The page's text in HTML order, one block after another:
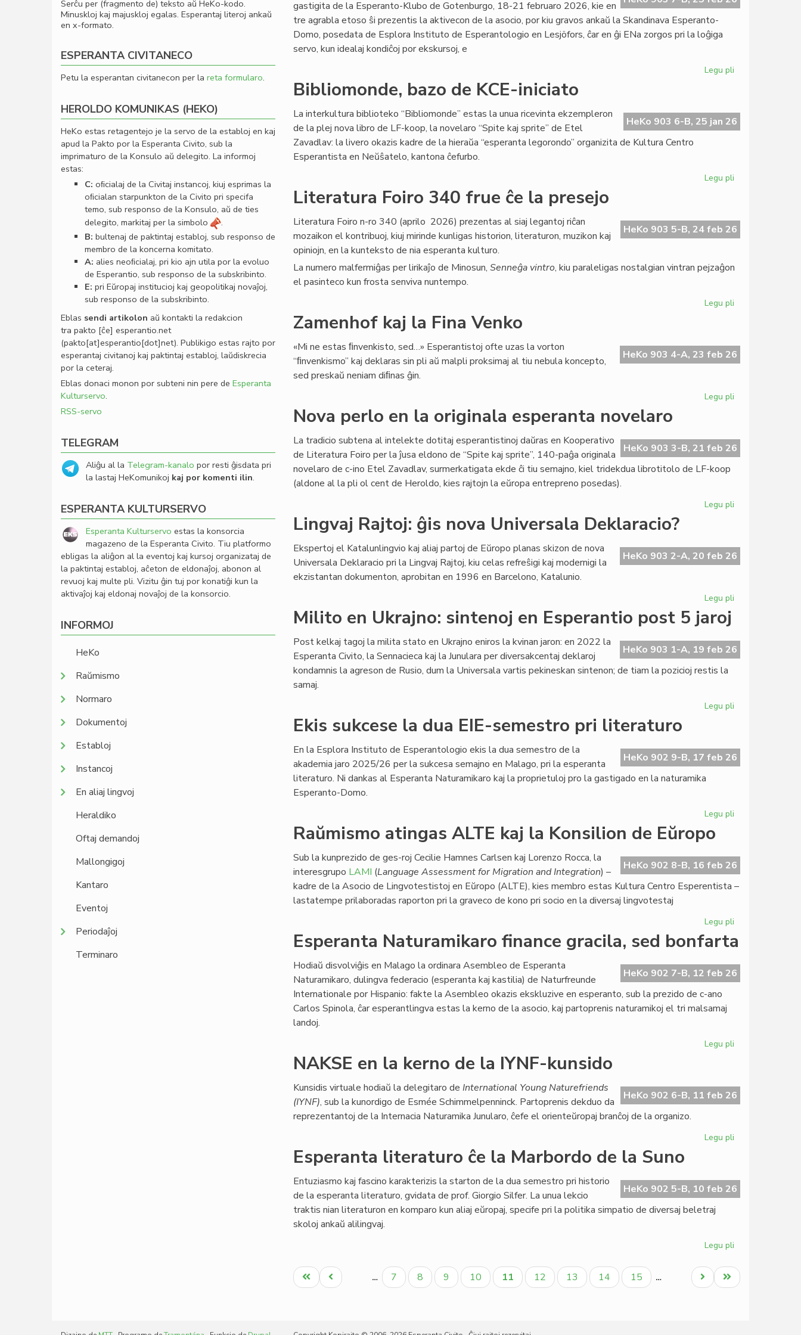
gastigita de la Esperanto-Klubo de Gotenburgo, 18-21 februaro 2026, kie en
tre agrabla etoso ŝi prezentis la aktivecon de la asocio, por kiu gravos ankaŭ la Skandinava Esperanto-
Domo, posedata de Esplora Instituto de Esperantologio en Lesjöfors, ĉar en ĝi ENa zorgos pri la loĝiga
servo, kun idealaj kondiĉoj por ekskursoj, e
Legu pli
bonvenigis
Manuelan
Bibliomonde, bazo de KCE-iniciato
HeKo 903 6-B, 25 jan 26
La interkultura biblioteko “Bibliomonde” estas la unua ricevinta ekzempleron
de la plej nova libro de LF-koop, la novelaro “Spite kaj sprite” de Etel
Zavadlav: la livero okazis kadre de la hieraŭa “esperanta legorondo” organizita de Kultura Centro
Esperantista en Neŭŝatelo, kantona ĉefurbo.
Legu pli
KCE-
iniciato
Literatura Foiro 340 frue ĉe la presejo
HeKo 903 5-B, 24 feb 26
Literatura Foiro n-ro 340 (aprilo 2026) prezentas al siaj legantoj riĉan
mozaikon el kontribuoj, kiuj mirinde kunligas historion, literaturon, muzikon kaj
opiniojn, en la kunteksto de nia esperanta kulturo.
La numero malfermiĝas per lirikaĵo de Minosun, Senneĝa vintro, kiu paraleligas nostalgian vintran pejzaĝon
el pasinteco kun frosta senviva nuntempo.
Legu pli
frue
ĉe
Zamenhof kaj la Fina Venko
HeKo 903 4-A, 23 feb 26
«Mi ne estas ﬁnvenkisto, sed…» Esperantistoj ofte uzas la vorton
“ﬁnvenkismo” kaj deklaras sin pli aŭ malpli proksimaj al tiu nebula koncepto,
sed preskaŭ neniam diﬁnas ĝin.
Legu pli
Fina
Venko
Nova perlo en la originala esperanta novelaro
HeKo 903 3-B, 21 feb 26
La tradicio subtena al intelekte dotitaj esperantistinoj daŭras en Kooperativo
de Literatura Foiro per la ĵusa eldono de “Spite kaj sprite”, 140-paĝa originala
novelaro de c-ino Etel Zavadlav, surmerkatigata ekde ĉi tiu semajno, kiel tridekdua librotitolo de LF-koop
(aldone al la pli ol cent de Heroldo, kies rajtojn la eŭropa entrepreno posedas).
Legu pli
la
originala
Lingvaj Rajtoj: ĝis nova Universala Deklaracio?
HeKo 903 2-A, 20 feb 26
Ekspertoj el Katalunlingvio kaj aliaj partoj de Eŭropo planas skizon de nova
Universala Deklaracio pri la Lingvaj Rajtoj, kiu celas refreŝigi kaj modernigi la
ekzistantan dokumenton, aprobitan en 1996 en Barcelono, Katalunio.
Legu pli
nova
Universala
Milito en Ukrajno: sintenoj en Esperantio post 5 jaroj
HeKo 903 1-A, 19 feb 26
Post kelkaj tagoj la milita stato en Ukrajno eniros la kvinan jaron: en 2022 la
Esperanta Civito, la Sennacieca kaj la Junulara per diversakcentaj deklaroj
kondamnis la agreson de Rusio, dum la Universala vartis pekineskan sintenon; de tiam la pozicioj restis la
samaj.
Legu pli
sintenoj
en
Ekis sukcese la dua EIE-semestro pri literaturo
HeKo 902 9-B, 17 feb 26
En la Esplora Instituto de Esperantologio ekis la dua semestro de la
akademia jaro 2025/26 per la sukcesa semajno en Malago, pri la esperanta
literaturo. Ni dankas al Esperanta Naturamikaro kaj la proprietuloj pro la gastigado en la naturamika
Esperanto-Domo.
Legu pli
dua
EIE-
semestro
Raŭmismo atingas ALTE kaj la Konsilion de Eŭropo
HeKo 902 8-B, 16 feb 26
Sub la kunprezido de ges-roj Cecilie Hamnes Carlsen kaj Lorenzo Rocca, la
interesgrupo LAMI (Language Assessment for Migration and Integration) –
kadre de la Asocio de Lingvotestistoj en Eŭropo (ALTE), kies membro estas Kultura Centro Esperentista –
lastatempe prilaboradas raporton pri la graveco de kono pri socio en la diversaj lingvotestaj
Legu pli
atingas
kaj
la
Esperanta Naturamikaro finance gracila, sed bonfarta
HeKo 902 7-B, 12 feb 26
Hodiaŭ disvolviĝis en Malago la ordinara Asembleo de Esperanta
Naturamikaro, dulingva federacio (esperanta kaj kastilia) de Naturfreunde
Internationale por Hispanio: fakte la Asembleo okazis ekskluzive en esperanto, sub la prezido de c-ano
Carlos Spinola, ĉar esperantlingva estas la kerno de la asocio, kaj partoprenis naturamikoj el tri malsamaj
landoj.
Legu pli
gracila,
sed
NAKSE en la kerno de la IYNF-kunsido
HeKo 902 6-B, 11 feb 26
Kunsidis virtuale hodiaŭ la delegitaro de International Young Naturefriends
(IYNF), sub la kunordigo de Esmée Schimmelpenninck. Partoprenis dekduo da
reprezentantoj de la Internacia Naturamika Junularo, ĉefe el orienteŭropaj branĉoj de la organizo.
Legu pli
kerno
de
Esperanta literaturo ĉe la Marbordo de la Suno
HeKo 902 5-B, 10 feb 26
Entuziasmo kaj fascino karakterizis la starton de la dua semestro pri historio
de la esperanta literaturo, gvidata de prof. Giorgio Silfer. La unua lekcio
traktis nian literaturon en komparo kun aliaj eŭropaj, specife pri la politika simpatio de diversaj beletraj
skoloj ankaŭ alilingvaj.
Legu pli
literaturo
ĉe
Pagination
Unua
paĝo
Antaŭa
paĝo
… Paĝo
7 Paĝo
8 Paĝo
9 Paĝo
10
Aktuala
paĝo
11 Paĝo
12 Paĝo
13 Paĝo
14 Paĝo
15 …
Last
page
Next
page
Serĉu per (fragmento de) teksto aŭ HeKo-kodo.
Minuskloj kaj majuskloj egalas. Esperantaj literoj ankaŭ
en x-formato.
ESPERANTA CIVITANECO
Petu la esperantan civitanecon per la reta formularo.
HEROLDO KOMUNIKAS (HEKO)
HeKo estas retagentejo je la servo de la establoj en kaj
apud la Pakto por la Esperanta Civito, sub la
imprimaturo de la Konsulo aŭ delegito. La informoj
estas:
C: oﬁcialaj de la Civitaj instancoj, kiuj esprimas la
oﬁcialan starpunkton de la Civito pri specifa
temo, sub responso de la Konsulo, aŭ de ties
delegito, markitaj per la simbolo
.
B: bultenaj de paktintaj establoj, sub responso de
membro de la koncerna komitato.
A: alies neoﬁcialaj, pri kio ajn utila por la evoluo
de Esperantio, sub responso de la subskribinto.
E: pri Eŭropaj institucioj kaj geopolitikaj novaĵoj,
sub responso de la subskribinto.
Eblas sendi artikolon aŭ kontakti la redakcion
tra pakto [ĉe] esperantio.net
(pakto[at]esperantio[dot]net). Publikigo estas rajto por
esperantaj civitanoj kaj paktintaj establoj, laŭdiskrecia
por la ceteraj.
Eblas donaci monon por subteni nin pere de Esperanta
Kulturservo.
RSS-servo
TELEGRAM
Aliĝu al la Telegram-kanalo por resti ĝisdata pri
la lastaj HeKomunikoj kaj por komenti ilin.
ESPERANTA KULTURSERVO
Esperanta Kulturservo estas la konsorcia
magazeno de la Esperanta Civito. Tiu platformo
ebligas la aliĝon al la eventoj kaj kursoj organizataj de
la paktintaj establoj, aĉeton de eldonaĵoj, abonon al
revuoj kaj multe pli. Vizitu ĝin tuj por konatiĝi kun la
aktivaĵoj kaj eldonaj novaĵoj de la konsorcio.
INFORMOJ
HeKo
Raŭmismo
Normaro
Dokumentoj
Establoj
Instancoj
En aliaj lingvoj
Heraldiko
Oftaj demandoj
Mallongigoj
Kantaro
Eventoj
Periodaĵoj
Terminaro